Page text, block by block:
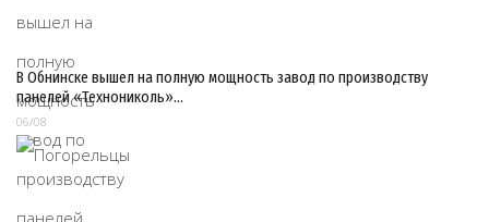
В Обнинске вышел на полную мощность завод по производству
панелей «Технониколь»…
06/08